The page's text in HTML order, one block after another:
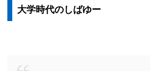
大学時代のしばゆー